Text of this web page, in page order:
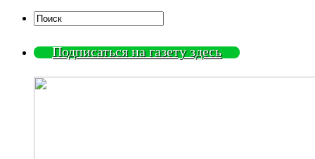
Подписаться на газету здесь